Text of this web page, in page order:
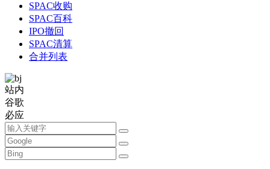
SPAC收购
SPAC百科
IPO撤回
SPAC清算
合并列表
站内
谷歌
必应